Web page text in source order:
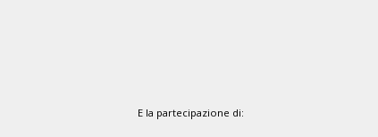
E la partecipazione di: